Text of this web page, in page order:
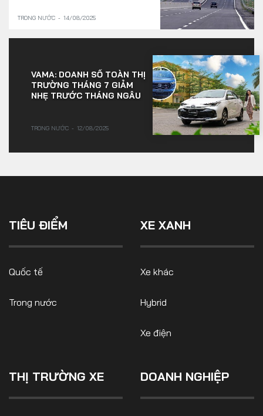
TRONG NƯỚC 14/08/2025
VAMA: DOANH SỐ TOÀN THỊ
TRƯỜNG THÁNG 7 GIẢM
NHẸ TRƯỚC THÁNG NGÂU
TRONG NƯỚC 12/08/2025
TIÊU ĐIỂM
Quốc tế
Trong nước
XE XANH
Xe khác
Hybrid
Xe điện
THỊ TRƯỜNG XE DOANH NGHIỆP